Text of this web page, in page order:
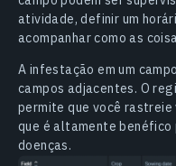
atividade, definir um
acompanhar como as
A infestação em um
campos adjacentes. O
permite que você rastreie
que é altamente
doenças.